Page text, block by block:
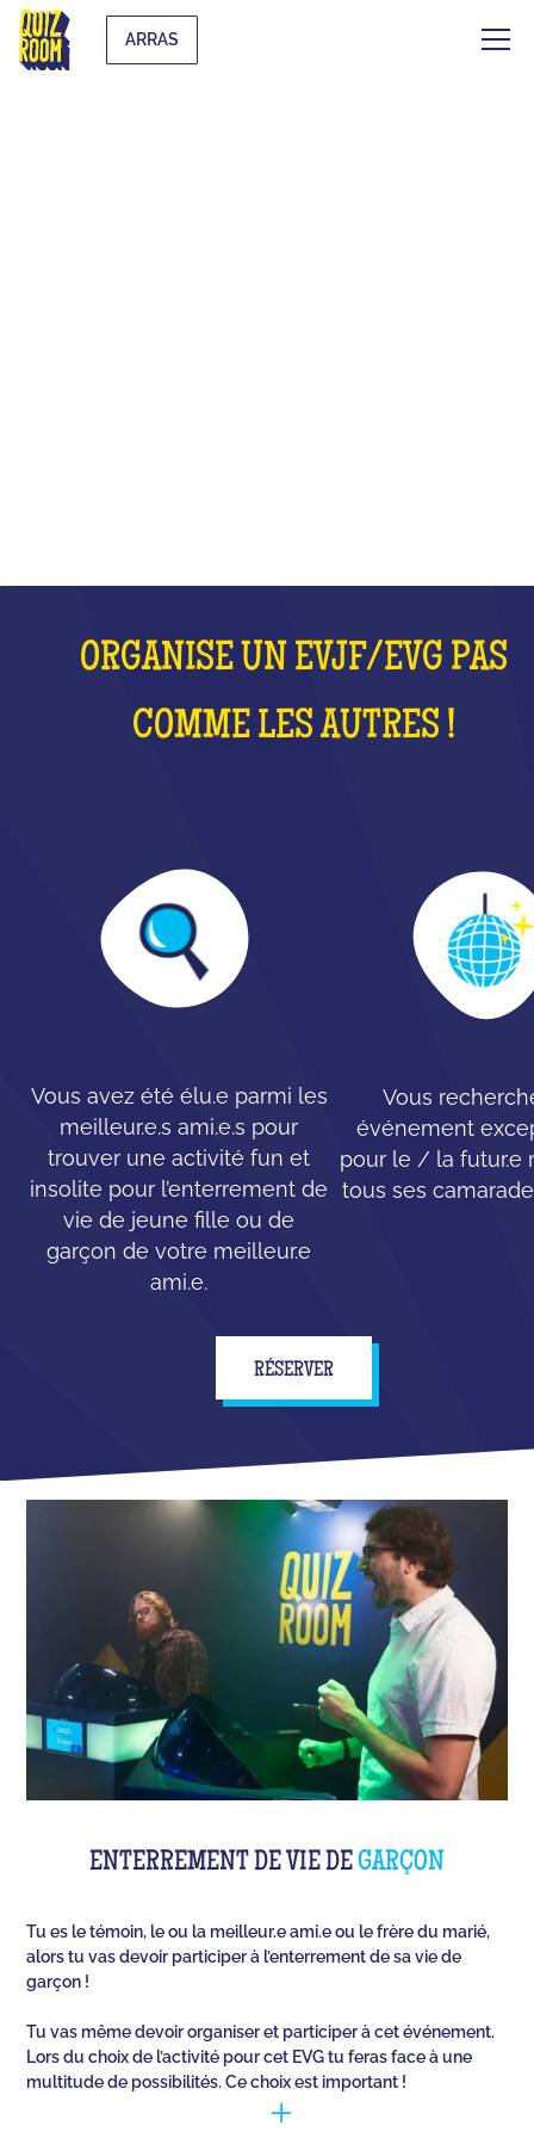
ARRAS
ORGANISE UN EVJF/EVG PAS
COMME LES AUTRES !
Vous avez été élu.e parmi les
meilleur.e.s ami.e.s pour
trouver une activité fun et
insolite pour l’enterrement de
vie de jeune fille ou de
garçon de votre meilleur.e
ami.e.
Vous
événement
pour le / la futur.e
tous ses
RÉSERVER
ENTERREMENT DE VIE DEGARÇON
Tu es le témoin, le ou la meilleur.e ami.e ou le frère du marié,
alors tu vas devoir participer à l’enterrement de sa vie de
garçon !
Tu vas même devoir organiser et participer à cet événement.
Lors du choix de l’activité pour cet EVG tu feras face à une
multitude de possibilités. Ce choix est important !